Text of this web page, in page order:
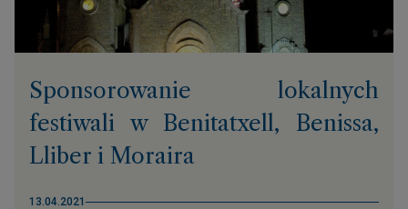
Sponsorowanie lokalnych
festiwali w Benitatxell, Benissa,
Lliber i Moraira
13.04.2021